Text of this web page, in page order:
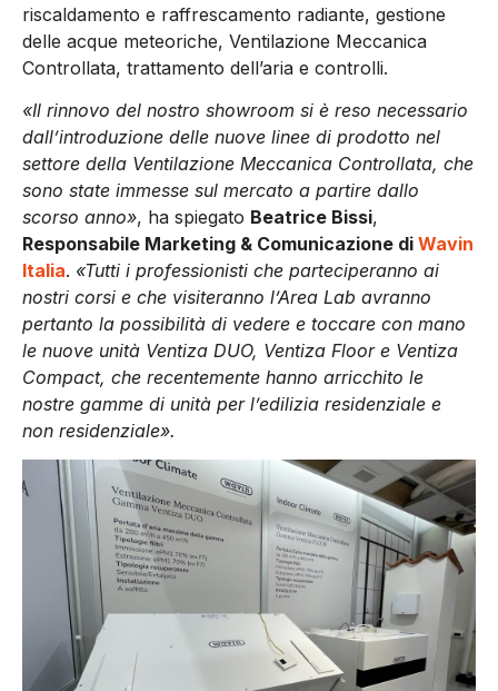
riscaldamento e raffrescamento radiante, gestione
delle acque meteoriche, Ventilazione Meccanica
Controllata, trattamento dell’aria e controlli.
«Il rinnovo del nostro showroom si è reso necessario
dall’introduzione delle nuove linee di prodotto nel
settore della Ventilazione Meccanica Controllata, che
sono state immesse sul mercato a partire dallo
scorso anno», ha spiegato Beatrice Bissi,
Responsabile Marketing & Comunicazione di Wavin
Italia. «Tutti i professionisti che parteciperanno ai
nostri corsi e che visiteranno l’Area Lab avranno
pertanto la possibilità di vedere e toccare con mano
le nuove unità Ventiza DUO, Ventiza Floor e Ventiza
Compact, che recentemente hanno arricchito le
nostre gamme di unità per l’edilizia residenziale e
non residenziale».